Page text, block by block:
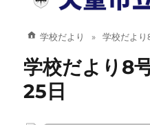
学校だより 学校だより
学校だより8
25日